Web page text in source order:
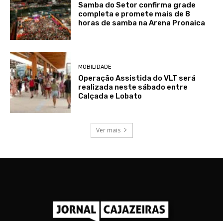
Samba do Setor confirma grade
completa e promete mais de 8
horas de samba na Arena Pronaica
MOBILIDADE
Operação Assistida do VLT será
realizada neste sábado entre
Calçada e Lobato
Ver mais